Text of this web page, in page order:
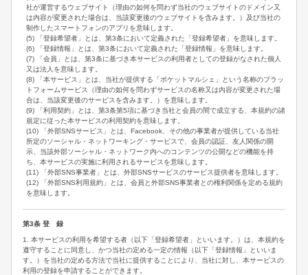
社が運営するウェブサイト（理由の如何を問わず当社のウェブサイトのドメイン又
は内容が変更された場合は、当該変更後のウェブサイトを含みます。）及び当社の
制作したスマートフォンのアプリを意味します。
(5) 「登録希望者」とは、第3条において定義された「登録希望者」を意味します。
(6) 「登録情報」とは、第3条において定義された「登録情報」を意味します。
(7) 「会員」とは、第3条に基づき本サービスの利用者としての登録がなされた個人
又は法人を意味します。
(8) 「本サービス」とは、当社が提供する「ポケットマルシェ」という名称のプラッ
トフォームサービス（理由の如何を問わずサービスの名称又は内容が変更された場
合は、当該変更後のサービスを含みます。）を意味します。
(9) 「利用契約」とは、第3条第5項に基づき当社と会員の間で成立する、本規約の諸
規定に従った本サービスの利用契約を意味します。
(10) 「外部SNSサービス」とは、Facebook、その他の事業者が提供している当社
所定のソーシャル・ネットワーキング・サービスで、会員の認証、友人関係の開
示、当該外部ソーシャル・ネットワーク内へのコンテンツの公開などの機能を持
ち、本サービスの実施に利用されるサービスを意味します。
(11) 「外部SNS事業者」とは、外部SNSサービスのサービス提供者を意味します。
(12) 「外部SNS利用規約」とは、会員と外部SNS事業者との権利関係を定める規約
を意味します。
第3条 登 録
1. 本サービスの利用を希望する者（以下「登録希望者」といいます。）は、本規約を
遵守することに同意し、かつ当社の定める一定の情報（以下「登録情報」といいま
す。）を当社の定める方法で当社に提供することにより、当社に対し、本サービスの
利用の登録を申請することができます。